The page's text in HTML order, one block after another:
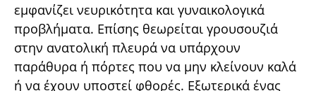
εμφανίζει νευρικότητα και γυναικολογικά
προβλήματα. Επίσης θεωρείται γρουσουζιά
στην ανατολική πλευρά να υπάρχουν
παράθυρα ή πόρτες που να μην κλείνουν καλά
ή να έχουν υποστεί φθορές. Εξωτερικά ένας